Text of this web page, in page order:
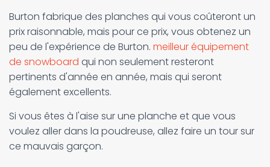
Burton fabrique des planches qui vous coûteront un
prix raisonnable, mais pour ce prix, vous obtenez un
peu de l'expérience de Burton. meilleur équipement
de snowboard qui non seulement resteront
pertinents d'année en année, mais qui seront
également excellents.
Si vous êtes à l'aise sur une planche et que vous
voulez aller dans la poudreuse, allez faire un tour sur
ce mauvais garçon.